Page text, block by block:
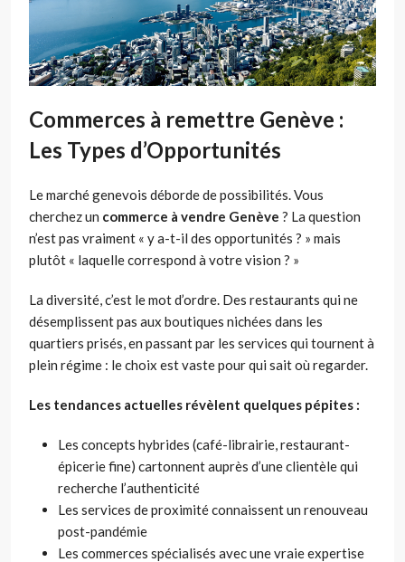
Commerces à remettre Genève :
Les Types d’Opportunités
Le marché genevois déborde de possibilités. Vous
cherchez un commerce à vendre Genève ? La question
n’est pas vraiment « y a-t-il des opportunités ? » mais
plutôt « laquelle correspond à votre vision ? »
La diversité, c’est le mot d’ordre. Des restaurants qui ne
désemplissent pas aux boutiques nichées dans les
quartiers prisés, en passant par les services qui tournent à
plein régime : le choix est vaste pour qui sait où regarder.
Les tendances actuelles révèlent quelques pépites :
Les concepts hybrides (café-librairie, restaurant-
épicerie fine) cartonnent auprès d’une clientèle qui
recherche l’authenticité
Les services de proximité connaissent un renouveau
post-pandémie
Les commerces spécialisés avec une vraie expertise